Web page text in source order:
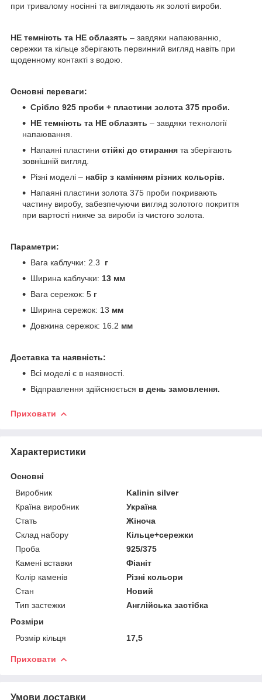
при тривалому носінні та виглядають як золоті вироби.
НЕ темніють та НЕ облазять – завдяки напаюванню,
сережки та кільце зберігають первинний вигляд навіть при
щоденному контакті з водою.
Основні переваги:
Срібло 925 проби + пластини золота 375 проби.
НЕ темніють та НЕ облазять – завдяки технології
напаювання.
Напаяні пластини стійкі до стирання та зберігають
зовнішній вигляд.
Різні моделі – набір з камінням різних кольорів.
Напаяні пластини золота 375 проби покривають
частину виробу, забезпечуючи вигляд золотого покриття
при вартості нижче за вироби із чистого золота.
Параметри:
Вага каблучки: 2.3 г
Ширина каблучки: 13 мм
Вага сережок: 5 г
Ширина сережок: 13 мм
Довжина сережок: 16.2 мм
Доставка та наявність:
Всі моделі є в наявності.
Відправлення здійснюється в день замовлення.
Приховати
Характеристики
Основні
Виробник
Kalinin silver
Країна виробник
Україна
Стать
Жіноча
Склад набору
Кільце+сережки
Проба
925/375
Камені вставки
Фіаніт
Колір каменів
Різні кольори
Стан
Новий
Тип застежки
Англійська застібка
Розміри
Розмір кільця
17,5
Приховати
Умови доставки